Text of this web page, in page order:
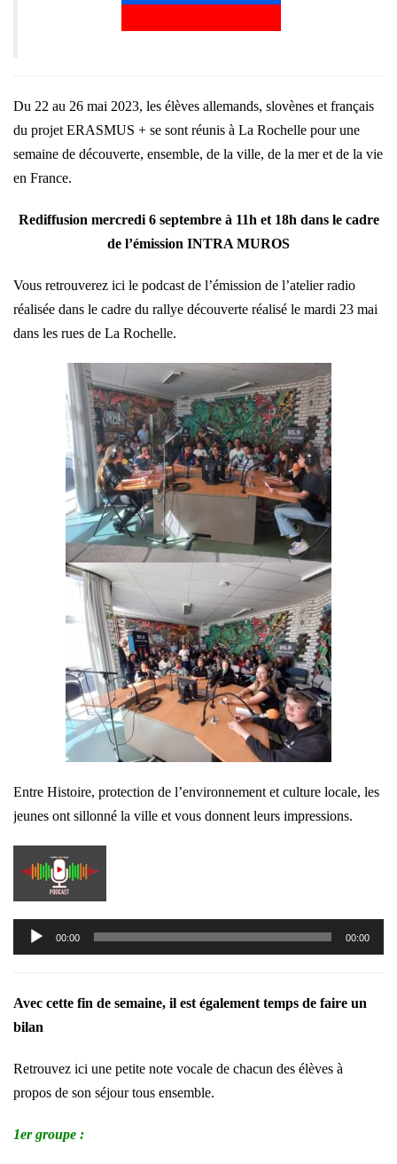
Du 22 au 26 mai 2023, les élèves allemands, slovènes et français
du projet ERASMUS + se sont réunis à La Rochelle pour une
semaine de découverte, ensemble, de la ville, de la mer et de la vie
en France.
Rediffusion mercredi 6 septembre à 11h et 18h dans le cadre
de l’émission INTRA MUROS
Vous retrouverez ici le podcast de l’émission de l’atelier radio
réalisée dans le cadre du rallye découverte réalisé le mardi 23 mai
dans les rues de La Rochelle.
Entre Histoire, protection de l’environnement et culture locale, les
jeunes ont sillonné la ville et vous donnent leurs impressions.
Lecteur
audio
00:00 00:00
Avec cette fin de semaine, il est également temps de faire un
bilan
Retrouvez ici une petite note vocale de chacun des élèves à
propos de son séjour tous ensemble.
1er groupe :